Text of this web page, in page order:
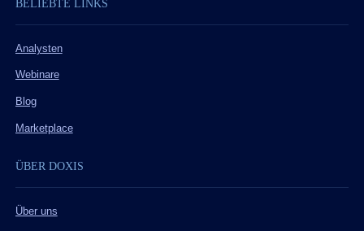
BELIEBTE LINKS
Analysten
Webinare
Blog
Marketplace
ÜBER DOXIS
Über uns